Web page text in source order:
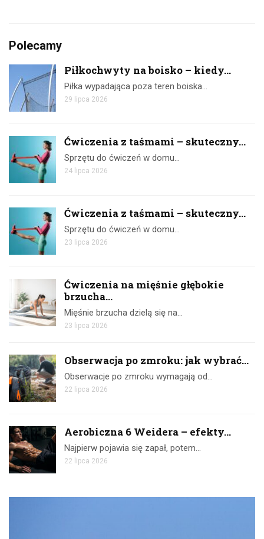
Polecamy
Piłkochwyty na boisko – kiedy...
Piłka wypadająca poza teren boiska…
29 lipca 2026
Ćwiczenia z taśmami – skuteczny...
Sprzętu do ćwiczeń w domu…
24 lipca 2026
Ćwiczenia z taśmami – skuteczny...
Sprzętu do ćwiczeń w domu…
23 lipca 2026
Ćwiczenia na mięśnie głębokie
brzucha...
Mięśnie brzucha dzielą się na…
23 lipca 2026
Obserwacja po zmroku: jak wybrać...
Obserwacje po zmroku wymagają od…
22 lipca 2026
Aerobiczna 6 Weidera – efekty...
Najpierw pojawia się zapał, potem…
22 lipca 2026